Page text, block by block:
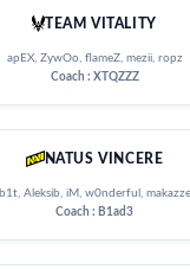
TEAM VITALITY
apEX, ZywOo, flameZ, mezii, ropz
Coach : XTQZZZ
NATUS VINCERE
b1t, Aleksib, iM, w0nderful, makazze
Coach : B1ad3